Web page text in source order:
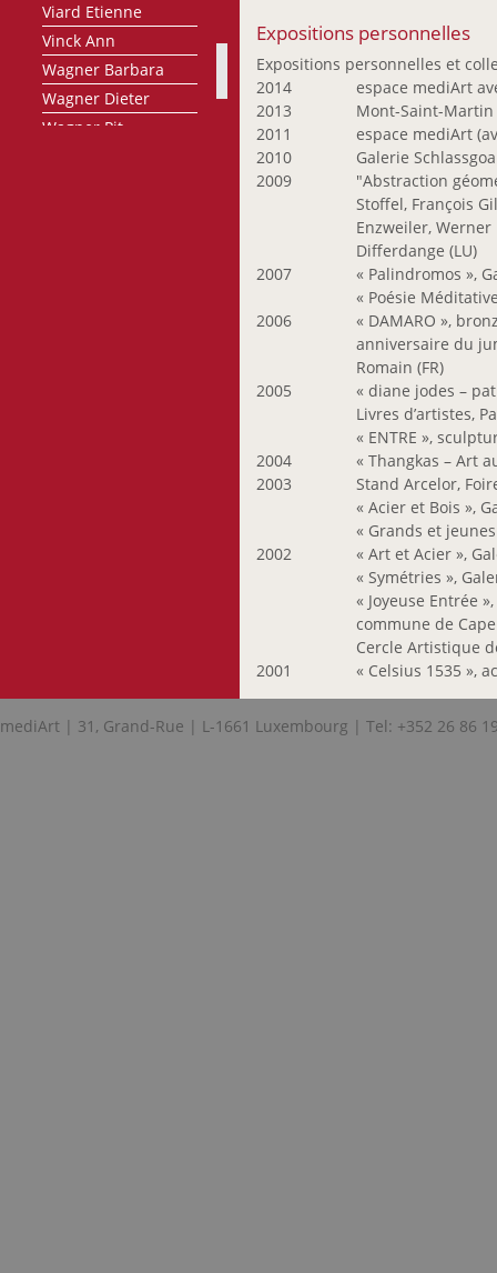
Viard Etienne
Vinck Ann
Wagner Barbara
Wagner Dieter
Wagner Pit
Expositions personnelles
Expositions personnelles et
2014
espace mediArt
2013
Mont-Saint-Martin
2011
espace mediArt
2010
Galerie
2009
"Abstraction
Stoffel, François
Enzweiler,
Differdange (LU)
2007
« Palindromos »,
« Poésie
2006
« DAMARO »,
anniversaire du
Romain (FR)
2005
« diane jodes –
Livres d’artistes,
« ENTRE »,
2004
« Thangkas – Art
2003
Stand Arcelor,
« Acier et Bois »,
« Grands et jeunes
2002
« Art et Acier »,
« Symétries »,
« Joyeuse Entrée
commune de
Cercle Artistique
2001
« Celsius 1535 »,
mediArt | 31, Grand-Rue | L-1661 Luxembourg | Tel: +352 26 86